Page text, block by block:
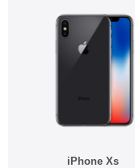
iPhone Xs